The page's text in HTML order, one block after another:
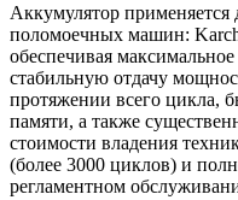
Аккумулятор
поломоечных машин:
обеспечивая
стабильную отдачу
протяжении всего цикла,
памяти, а также
стоимости владения
(более 3000 циклов) и
регламентном